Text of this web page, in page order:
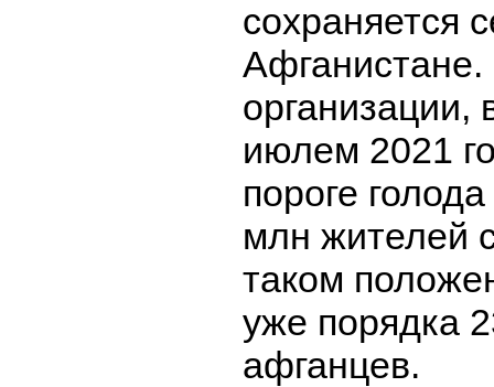
сохраняется
организации,
июлем 2021
пороге
млн жителей
таком
уже порядка
афганцев.